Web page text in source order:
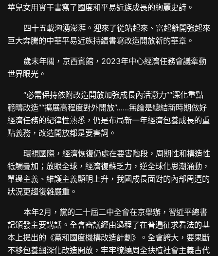
華兒女用實干書寫了國度和平易近族成長的絢麗史詩。
四十五載洶湧澎湃。迎來了從站起來、富起離開強起來
巨大奔騰的中華平易近族持續書寫改造開放新的華章。
歲末年關，京西賓館，2023年中心經濟任務會議牽動
世界眼光。
“必需保持依附改造開放加強成長內活潑力”“深化重點
範疇改造”“擴展高程度對外開放”……無論是總結新時期做好
經濟任務的紀律性熟悉，仍是布局新一年經濟包養成長的重
點義務，改造開放都是要害詞。
環視國際，經濟恢復仍處在要害階段，周期性和構造性
牴觸疊加；放眼全球，經濟復蘇乏力，逆全球化思潮涌動，
單邊主義、維護主義顯明上升，我國成長面對的內部周遭的
狀況更趨復雜嚴重。
本年2月，黨的二十屆二中全會在京舉辦，習近平總書
記頒發主要講話。全會審議經由過程了在普遍征求看法的基
本上提出的《黨和國度機構改造計劃》。全會誇大，要果斷
不移包養網深化改造開放，牢牢繚繞周全扶植社會主義古代